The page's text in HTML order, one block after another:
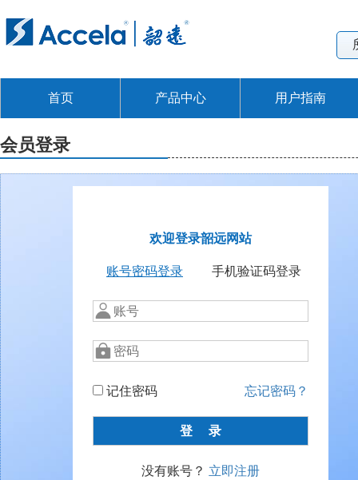
首页 产品中心 用户指南
会员登录
欢迎登录韶远网站
账号密码登录 手机验证码登录
记住密码 忘记密码？
没有账号？ 立即注册